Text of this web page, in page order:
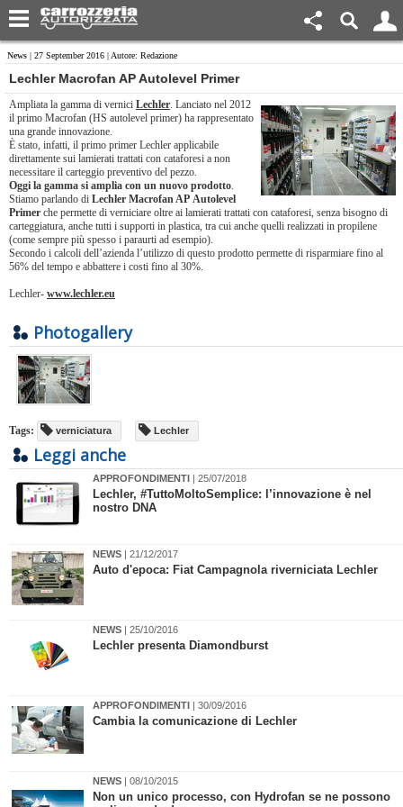
News | 27 September 2016 | Autore: Redazione
Lechler Macrofan AP Autolevel Primer
Ampliata la gamma di vernici Lechler. Lanciato nel 2012
il primo Macrofan (HS autolevel primer) ha rappresentato
una grande innovazione.
È stato, infatti, il primo primer Lechler applicabile
direttamente sui lamierati trattati con cataforesi a non
necessitare il carteggio preventivo del pezzo.
Oggi la gamma si amplia con un nuovo prodotto.
Stiamo parlando di Lechler Macrofan AP Autolevel
Primer che permette di verniciare oltre ai lamierati trattati con cataforesi, senza bisogno di
carteggiatura, anche tutti i supporti in plastica, tra cui anche quelli realizzati in propilene
(come sempre più spesso i paraurti ad esempio).
Secondo i calcoli dell’azienda l’utilizzo di questo prodotto permette di risparmiare fino al
56% del tempo e abbattere i costi fino al 30%.
Lechler- www.lechler.eu
Photogallery
Tags: verniciatura Lechler
Leggi anche
APPROFONDIMENTI | 25/07/2018
Lechler, #TuttoMoltoSemplice: l’innovazione è nel
nostro DNA
NEWS | 21/12/2017
Auto d'epoca: Fiat Campagnola riverniciata Lechler
NEWS | 25/10/2016
Lechler presenta Diamondburst
APPROFONDIMENTI | 30/09/2016
Cambia la comunicazione di Lechler
NEWS | 08/10/2015
Non un unico processo, con Hydrofan se ne possono